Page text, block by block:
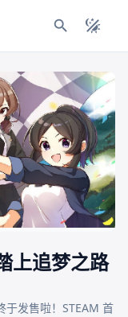
上追梦之路
于发售啦！STEAM 首